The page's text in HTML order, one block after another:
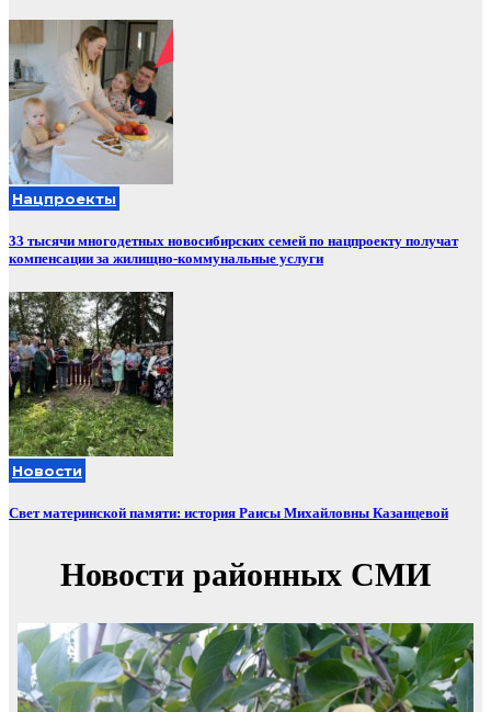
Нацпроекты
33 тысячи многодетных новосибирских семей по нацпроекту получат
компенсации за жилищно-коммунальные услуги
Новости
Свет материнской памяти: история Раисы Михайловны Казанцевой